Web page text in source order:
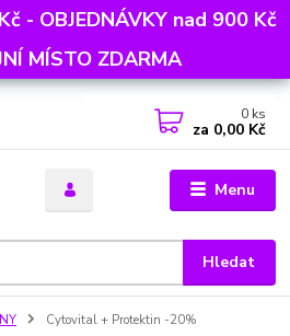
- OBJEDNÁVKY nad 900 Kč
MÍSTO ZDARMA
Menu
Hledat
0 ks
za 0,00 Kč
Cytovital + Protektin -20%